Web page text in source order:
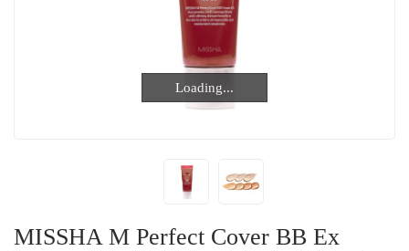
Loading...
Loading...
MISSHA M Perfect Cover BB Ex